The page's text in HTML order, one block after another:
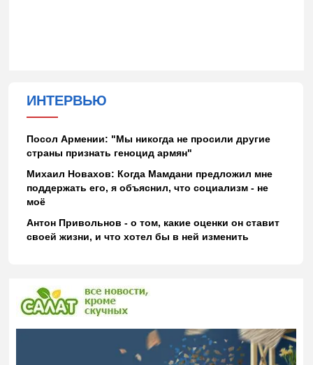
ИНТЕРВЬЮ
Посол Армении: "Мы никогда не просили другие
страны признать геноцид армян"
Михаил Новахов: Когда Мамдани предложил мне
поддержать его, я объяснил, что социализм - не
моё
Антон Привольнов - о том, какие оценки он ставит
своей жизни, и что хотел бы в ней изменить